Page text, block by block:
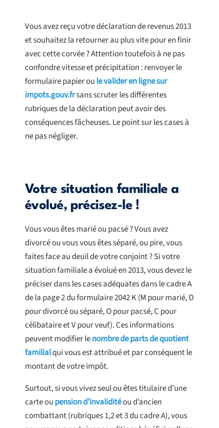
Vous avez reçu votre déclaration de revenus 2013
et souhaitez la retourner au plus vite pour en finir
avec cette corvée ? Attention toutefois à ne pas
confondre vitesse et précipitation : renvoyer le
formulaire papier ou le valider en ligne sur
impots.gouv.frsans scruter les différentes
rubriques de la déclaration peut avoir des
conséquences fâcheuses. Le point sur les cases à
ne pas négliger.
Votre situation familiale a
évolué, précisez-le !
Vous vous êtes marié ou pacsé ? Vous avez
divorcé ou vous vous êtes séparé, ou pire, vous
faites face au deuil de votre conjoint ? Si votre
situation familiale a évolué en 2013, vous devez le
préciser dans les cases adéquates dans le cadre A
de la page 2 du formulaire 2042 K (M pour marié, D
pour divorcé ou séparé, O pour pacsé, C pour
célibataire et V pour veuf). Ces informations
peuvent modifier lenombre de parts de quotient
familialqui vous est attribué et par conséquent le
montant de votre impôt.
Surtout, si vous vivez seul ou êtes titulaire d’une
carte ou pension d’invaliditéou d’ancien
combattant (rubriques 1,2 et 3 du cadre A), vous